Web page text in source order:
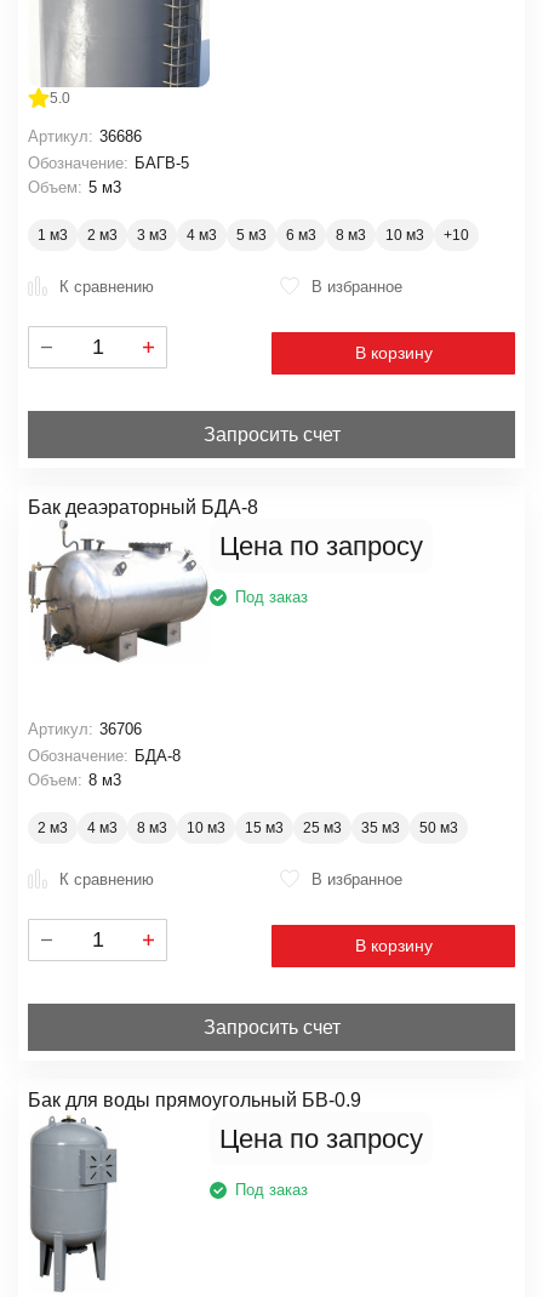
5.0
Артикул: 36686
Обозначение: БАГВ-5
Объем: 5 м3
1 м3 2 м3 3 м3 4 м3 5 м3 6 м3 8 м3 10 м3
К сравнению В избранное
В корзину
Запросить счет
Бак деаэраторный БДА-8
Цена по запросу
Под заказ
Артикул: 36706
Обозначение: БДА-8
Объем: 8 м3
2 м3 4 м3 8 м3 10 м3 15 м3 25 м3 35 м3 50 м3
К сравнению В избранное
В корзину
Запросить счет
Бак для воды прямоугольный БВ-0.9
Цена по запросу
Под заказ